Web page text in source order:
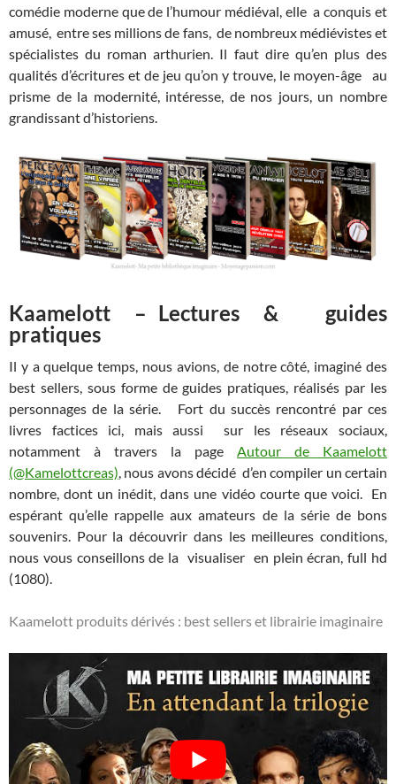
comédie moderne que de l’humour médiéval, elle a conquis et
amusé, entre ses millions de fans, de nombreux médiévistes et
spécialistes du roman arthurien. Il faut dire qu’en plus des
qualités d’écritures et de jeu qu’on y trouve, le moyen-âge au
prisme de la modernité, intéresse, de nos jours, un nombre
grandissant d’historiens.
Kaamelott – Lectures & guides
pratiques
Il y a quelque temps, nous avions, de notre côté, imaginé des
best sellers, sous forme de guides pratiques, réalisés par les
personnages de la série. Fort du succès rencontré par ces
livres factices ici, mais aussi sur les réseaux sociaux,
notamment à travers la page Autour de Kaamelott
(@Kamelottcreas), nous avons décidé d’en compiler un certain
nombre, dont un inédit, dans une vidéo courte que voici. En
espérant qu’elle rappelle aux amateurs de la série de bons
souvenirs. Pour la découvrir dans les meilleures conditions,
nous vous conseillons de la visualiser en plein écran, full hd
(1080).
Kaamelott produits dérivés : best sellers et librairie imaginaire